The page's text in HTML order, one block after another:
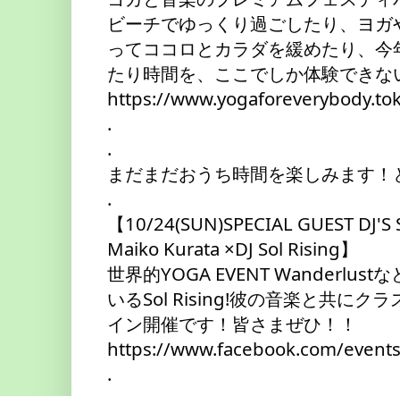
ビーチでゆっくり過ごしたり、ヨ
ってココロとカラダを緩めたり、
たり時間を、ここでしか体験でき
https://
.
.
まだまだおうち時間を楽しみます
.
【10/24(SUN)SPECIAL GUEST
Maiko Kurata ×DJ Sol Rising】
世界的YOGA EVENT Wanderlust
いるSol Rising!彼の音楽と共にク
イン開催です！皆さまぜひ！！
https://www.facebook.com/
.